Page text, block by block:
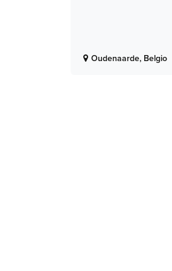
Oudenaarde, Belgio